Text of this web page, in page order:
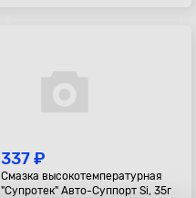
337 ₽
Смазка высокотемпературная
"Супротек" Авто-Суппорт Si, 35г